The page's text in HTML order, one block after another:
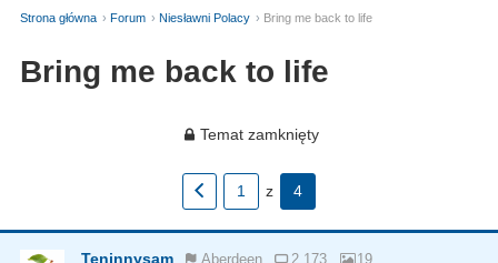
Strona główna Forum Niesławni Polacy Bring me back to life
Bring me back to life
Temat zamknięty
1 z 4
Teninnysam Aberdeen 2 173
19